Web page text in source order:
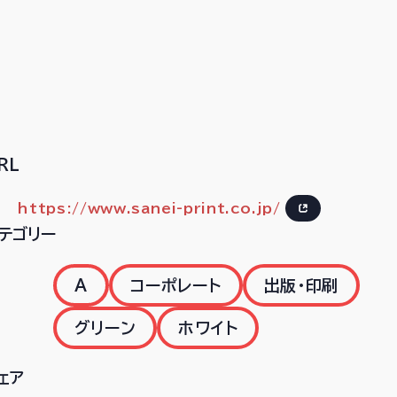
https://www.sanei-print.co.jp/
ゴリー
A コーポレート 出版・印刷
グリーン ホワイト
ア